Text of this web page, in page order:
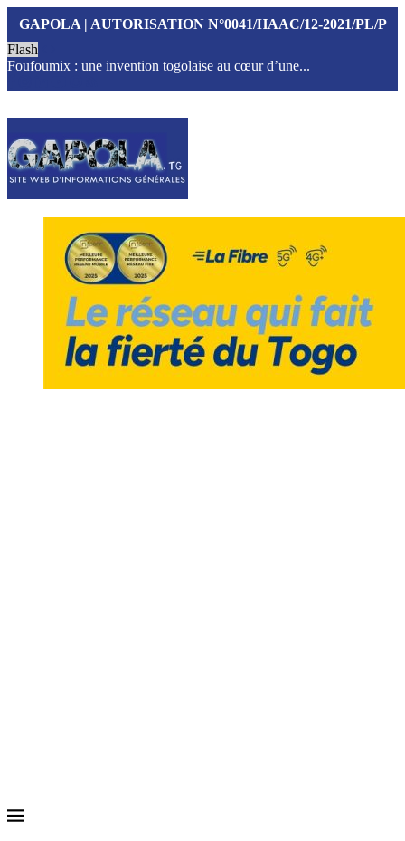
GAPOLA | AUTORISATION N°0041/HAAC/12-2021/PL/P
Flash
Foufoumix : une invention togolaise au cœur d’une...